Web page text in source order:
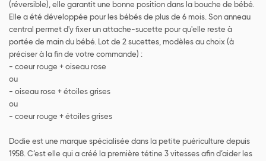
(réversible), elle garantit une bonne position dans la bouche de bébé.
Elle a été développée pour les bébés de plus de 6 mois. Son anneau
central permet d'y fixer un attache-sucette pour qu'elle reste à
portée de main du bébé. Lot de 2 sucettes, modèles au choix (à
préciser à la fin de votre commande) :
- coeur rouge + oiseau rose
ou
- oiseau rose + étoiles grises
ou
- coeur rouge + étoiles grises
Dodie est une marque spécialisée dans la petite puériculture depuis
1958. C’est elle qui a créé la première tétine 3 vitesses afin d’aider les